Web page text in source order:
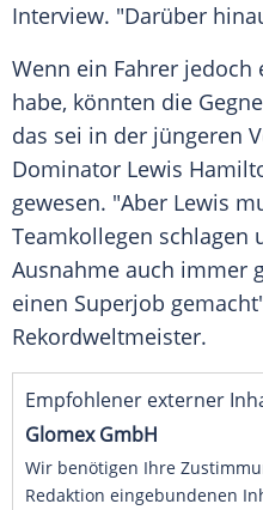
Interview. "Darüber
Wenn ein Fahrer jedoch
habe, könnten die
das sei in der jüngeren
Dominator Lewis
gewesen. "Aber Lewis
Teamkollegen schlagen
Ausnahme auch immer
einen Superjob
Rekordweltmeister.
Empfohlener externer
Glomex GmbH
Wir benötigen Ihre
Redaktion eingebundenen